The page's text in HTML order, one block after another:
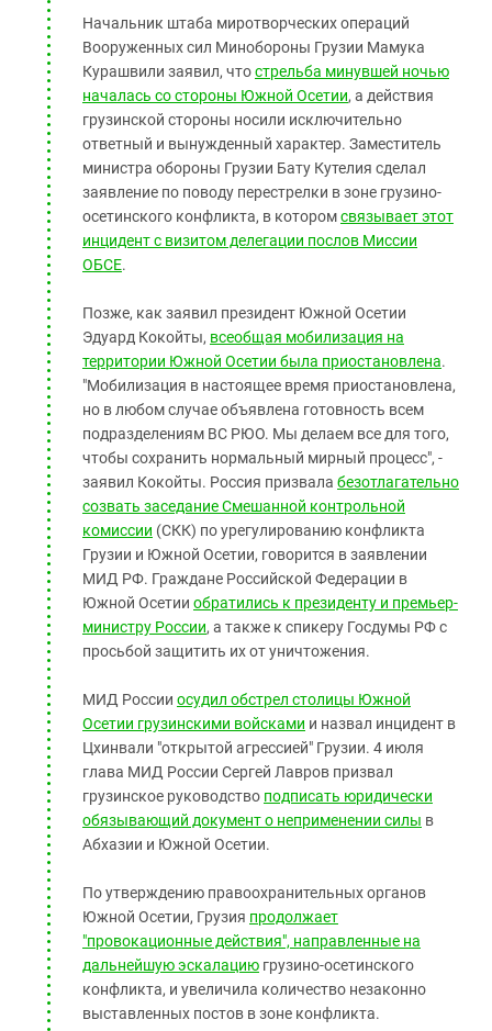
Начальник штаба миротворческих операций
Вооруженных сил Минобороны Грузии Мамука
Курашвили заявил, чтострельба минувшей ночью
началась со стороны Южной Осетии, а действия
грузинской стороны носили исключительно
ответный и вынужденный характер. Заместитель
министра обороны Грузии Бату Кутелия сделал
заявление по поводу перестрелки в зоне грузино-
осетинского конфликта, в которомсвязывает этот
инцидент с визитом делегации послов Миссии
ОБСЕ.
Позже, как заявил президент Южной Осетии
Эдуард Кокойты, всеобщая мобилизация на
территории Южной Осетии была приостановлена.
"Мобилизация в настоящее время приостановлена,
но в любом случае объявлена готовность всем
подразделениям ВС РЮО. Мы делаем все для того,
чтобы сохранить нормальный мирный процесс", -
заявил Кокойты. Россия призвала безотлагательно
созвать заседание Смешанной контрольной
комиссии (СКК) по урегулированию конфликта
Грузии и Южной Осетии, говорится в заявлении
МИД РФ. Граждане Российской Федерации в
Южной Осетии обратились к президенту и премьер-
министру России, а также к спикеру Госдумы РФ с
просьбой защитить их от уничтожения.
МИД России осудил обстрел столицы Южной
Осетии грузинскими войсками и назвал инцидент в
Цхинвали "открытой агрессией" Грузии. 4 июля
глава МИД России Сергей Лавров призвал
грузинское руководство подписать юридически
обязывающий документ о неприменении силы в
Абхазии и Южной Осетии.
По утверждению правоохранительных органов
Южной Осетии, Грузия продолжает
"провокационные действия", направленные на
дальнейшую эскалацию грузино-осетинского
конфликта, и увеличила количество незаконно
выставленных постов в зоне конфликта.